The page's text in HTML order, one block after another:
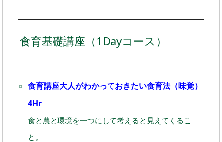
食育基礎講座（1Dayコース）
食育講座大人がわかっておきたい食育法（味覚）
4Hr
食と農と環境を一つにして考えると見えてくるこ
と。